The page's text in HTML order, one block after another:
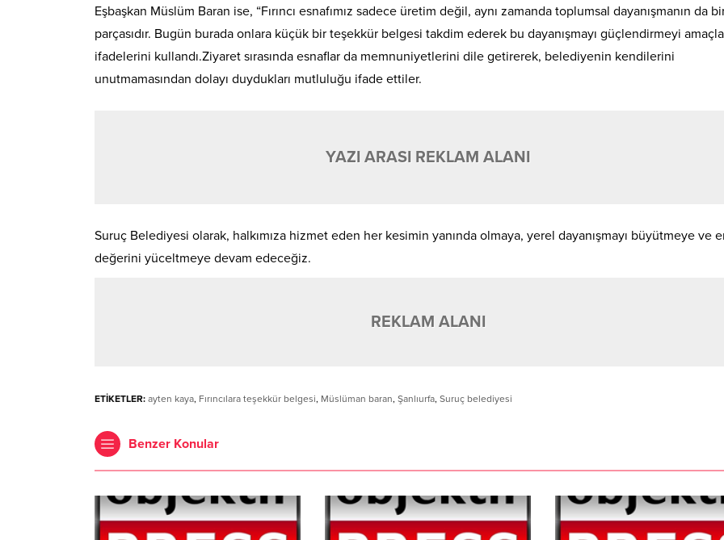
Eşbaşkan Müslüm Baran ise, “Fırıncı esnafımız sadece üretim değil, aynı zamanda toplumsal dayanışmanın da
parçasıdır. Bugün burada onlara küçük bir teşekkür belgesi takdim ederek bu dayanışmayı güçlendirmeyi
ifadelerini kullandı.Ziyaret sırasında esnaflar da memnuniyetlerini dile getirerek, belediyenin kendilerini
unutmamasından dolayı duydukları mutluluğu ifade ettiler.
YAZI ARASI REKLAM ALANI
Suruç Belediyesi olarak, halkımıza hizmet eden her kesimin yanında olmaya, yerel dayanışmayı büyütmeye ve
değerini yüceltmeye devam edeceğiz.
REKLAM ALANI
ETİKETLER: ayten kaya, Fırıncılara teşekkür belgesi, Müslüman baran, Şanlıurfa, Suruç belediyesi
Benzer Konular